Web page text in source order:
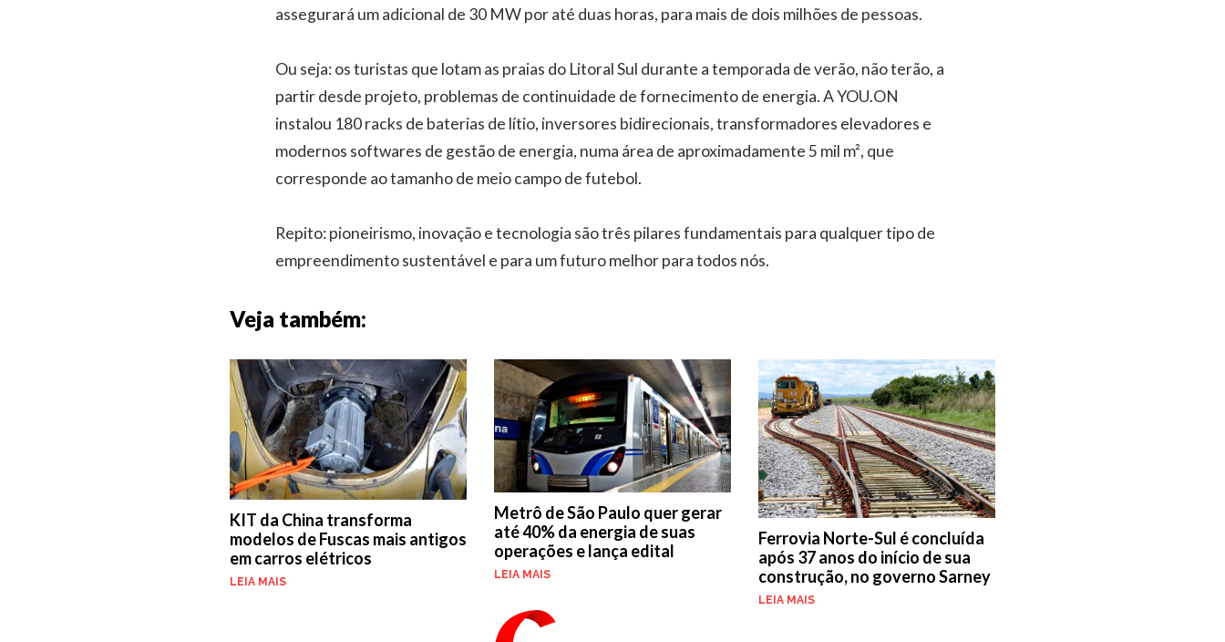
assegurará um adicional de 30 MW por até duas horas, para mais de dois milhões de pessoas.
Ou seja: os turistas que lotam as praias do Litoral Sul durante a temporada de verão, não terão, a
partir desde projeto, problemas de continuidade de fornecimento de energia. A YOU.ON
instalou 180 racks de baterias de lítio, inversores bidirecionais, transformadores elevadores e
modernos softwares de gestão de energia, numa área de aproximadamente 5 mil m², que
corresponde ao tamanho de meio campo de futebol.
Repito: pioneirismo, inovação e tecnologia são três pilares fundamentais para qualquer tipo de
empreendimento sustentável e para um futuro melhor para todos nós.
Veja também:
KIT da China transforma
modelos de Fuscas mais antigos
em carros elétricos
LEIA MAIS
Metrô de São Paulo quer gerar
até 40% da energia de suas
operações e lança edital
LEIA MAIS
Ferrovia Norte-Sul é concluída
após 37 anos do início de sua
construção, no governo Sarney
LEIA MAIS